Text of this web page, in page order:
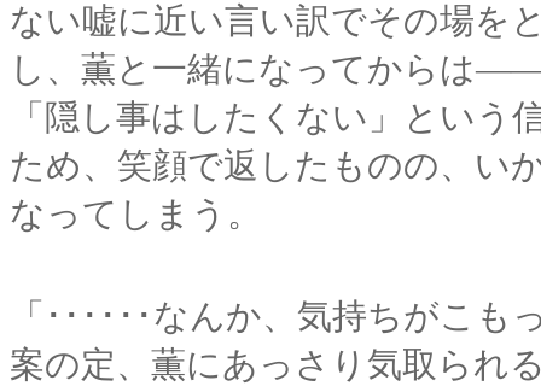
ない嘘に近い言い訳でその場を
し、薫と一緒になってからは
「隠し事はしたくない」という
ため、笑顔で返したものの、い
なってしまう。
「･･････なんか、気持ちがこも
案の定、薫にあっさり気取られ